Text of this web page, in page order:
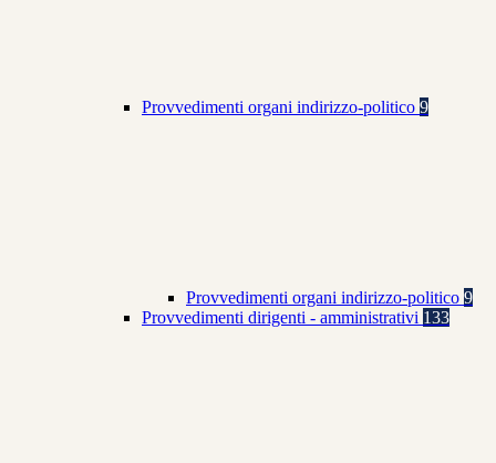
Provvedimenti organi indirizzo-politico 9
Provvedimenti organi indirizzo-politico 9
Provvedimenti dirigenti - amministrativi 133